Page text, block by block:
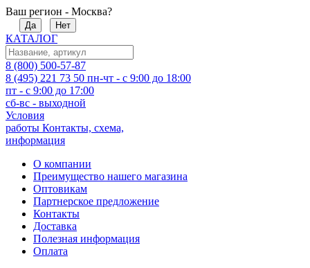
Ваш регион - Москва?
Да Нет
КАТАЛОГ
8 (800) 500-57-87
8 (495) 221 73 50 пн-чт - с 9:00 до 18:00
пт - с 9:00 до 17:00
сб-вс - выходной
Условия
работы Контакты, схема,
информация
О компании
Преимущество нашего магазина
Оптовикам
Партнерское предложение
Контакты
Доставка
Полезная информация
Оплата